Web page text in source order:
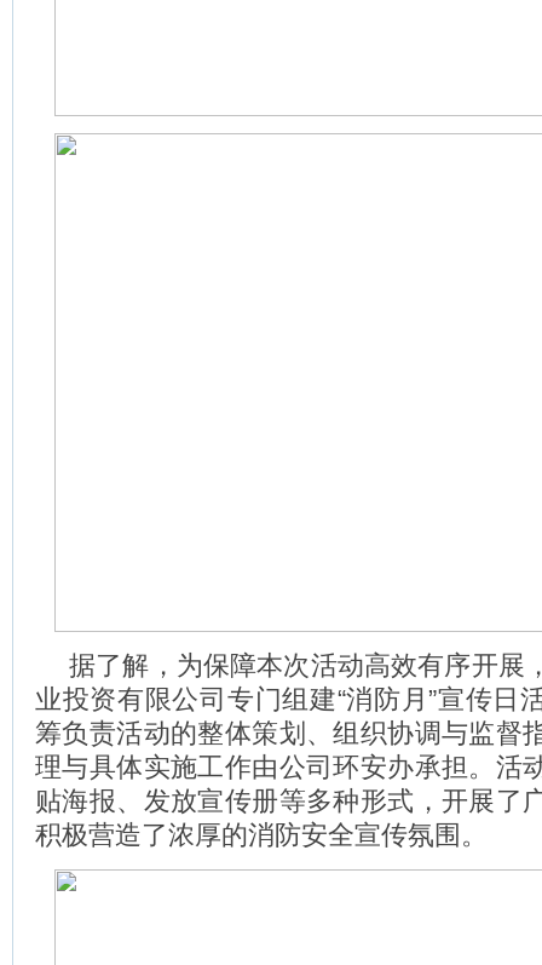
据了解，为保障本次活动高效有序开展
业投资有限公司专门组建“消防月”宣传日
筹负责活动的整体策划、组织协调与监督
理与具体实施工作由公司环安办承担。活
贴海报、发放宣传册等多种形式，开展了
积极营造了浓厚的消防安全宣传氛围。